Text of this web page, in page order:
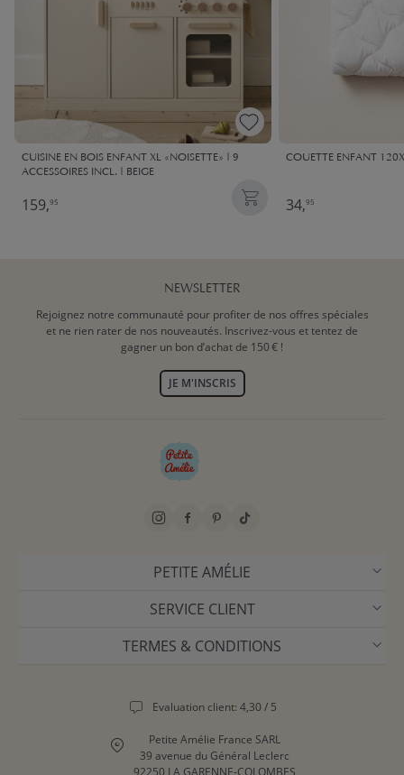
CUISINE EN BOIS ENFANT XL «NOISETTE» | 9
ACCESSOIRES INCL. | BEIGE
159,95
COUETTE ENFANT
34,95
NEWSLETTER
Rejoignez notre communauté pour profiter de nos offres spéciales
et ne rien rater de nos nouveautés. Inscrivez-vous et tentez de
gagner un bon d’achat de 150 € !
JE M'INSCRIS
PETITE AMÉLIE
SERVICE CLIENT
TERMES & CONDITIONS
Evaluation client: 4,30 / 5
Petite Amélie France SARL
39 avenue du Général Leclerc